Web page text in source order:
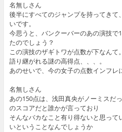
名無しさん
後半にすべてのジャンプを持ってきて
いです。
今思うと、バンクーバーのあの演技で
たのでしょう？
この演技のザギトワが点数が下なんて。
語り継がれる謎の高得点、、、。
あのせいで、今の女子の点数インフレ
名無しさん
あの150点は、浅田真央がノーミスだ
のスコアだと誰かが言っており
そんなバカなこと有り得ないと思っ
いということなんでしょうか